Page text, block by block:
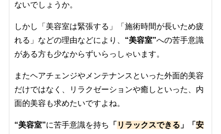
ないでしょうか。
しかし「美容室は緊張する」「施術時間が長いため疲
れる」などの理由などにより、 “美容室”への苦手意識
がある方も少なからずいらっしゃいます。
またヘアチェンジやメンテナンスといった外面的美容
だけではなく、リラクゼーションや癒しといった、内
面的美容も求めたいですよね。
“美容室”に苦手意識を持ち 「 リラックスできる 」「 安